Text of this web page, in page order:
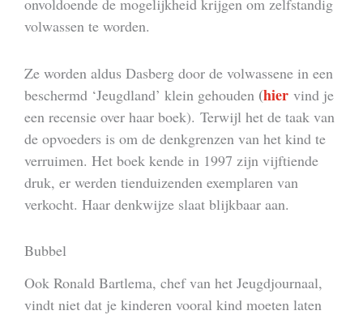
onvoldoende de mogelijkheid krijgen om zelfstandig
volwassen te worden.
Ze worden aldus Dasberg door de volwassene in een
beschermd ‘Jeugdland’ klein gehouden (hier vind je
een recensie over haar boek). Terwijl het de taak van
de opvoeders is om de denkgrenzen van het kind te
verruimen. Het boek kende in 1997 zijn vijftiende
druk, er werden tienduizenden exemplaren van
verkocht. Haar denkwijze slaat blijkbaar aan.
Bubbel
Ook Ronald Bartlema, chef van het Jeugdjournaal,
vindt niet dat je kinderen vooral kind moeten laten